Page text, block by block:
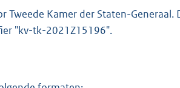
n
d
Kamer der Staten-Generaal.
"kv-tk-2021Z15196".